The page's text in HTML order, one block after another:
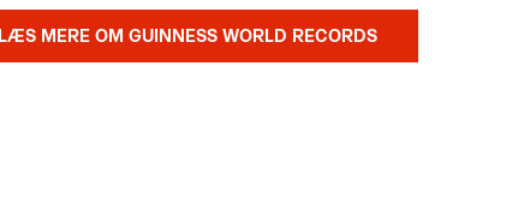
LÆS MERE OM GUINNESS WORLD RECORDS